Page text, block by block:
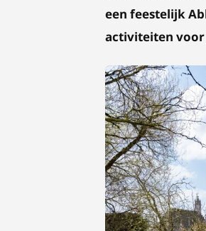
een feestelijk
activiteiten voor